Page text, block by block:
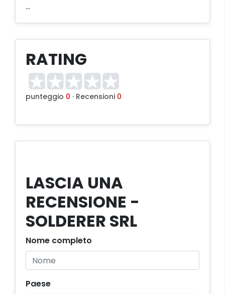
...
RATING
punteggio 0 · Recensioni 0
LASCIA UNA
RECENSIONE -
SOLDERER SRL
Nome completo
Paese